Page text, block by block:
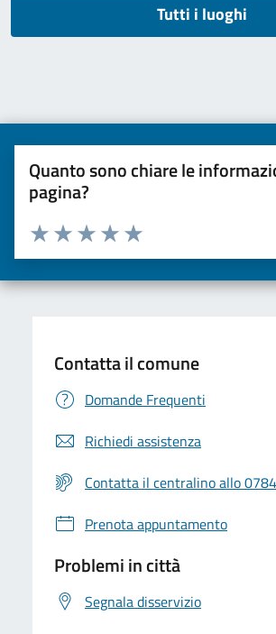
Tutti i luoghi
Quanto sono chiare le
pagina?
Valuta da 1 a 5 stelle la pagina
Valuta 5 stelle su 5
Valuta 4 stelle su 5
Valuta 3 stelle su 5
Valuta 2 stelle su 5
Valuta una stella su 5
Contatta il comune
Domande Frequenti
Richiedi assistenza
Contatta il centralino allo
Prenota appuntamento
Problemi in città
Segnala disservizio